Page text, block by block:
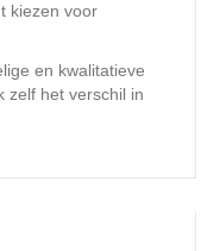
kiezen voor
en kwalitatieve
zelf het verschil in